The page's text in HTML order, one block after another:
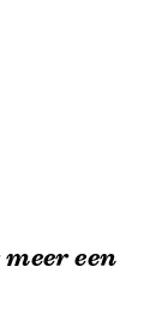
meer een